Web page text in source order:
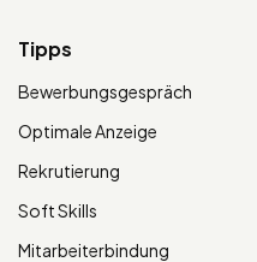
Tipps
Bewerbungsgespräch
Optimale Anzeige
Rekrutierung
Soft Skills
Mitarbeiterbindung